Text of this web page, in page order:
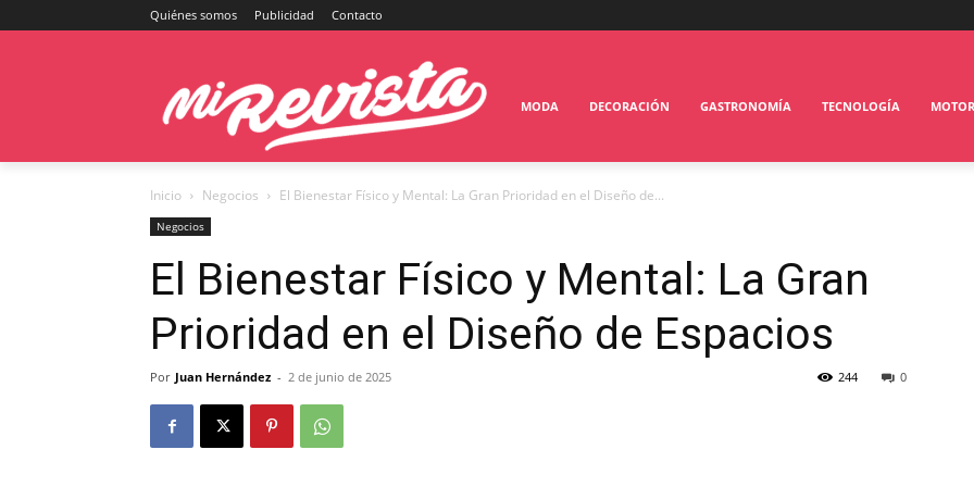
Quiénes somos Publicidad Contacto
MODA DECORACIÓN GASTRONOMÍA TECNOLOGÍA MOTOR
Inicio Negocios El Bienestar Físico y Mental: La Gran Prioridad en el Diseño de...
Negocios
El Bienestar Físico y Mental: La Gran
Prioridad en el Diseño de Espacios
Por Juan Hernández - 2 de junio de 2025 0
244